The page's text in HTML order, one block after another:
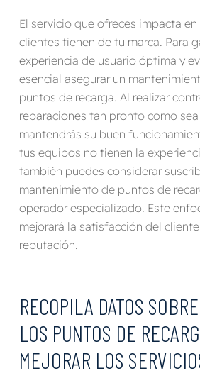
El servicio que ofreces impacta
clientes tienen de tu marca. Para
experiencia de usuario óptima y
esencial asegurar un
puntos de recarga. Al realizar
reparaciones tan pronto como sea
mantendrás su buen
tus equipos no tienen la
también puedes considerar
mantenimiento de puntos de
operador especializado. Este
mejorará la satisfacción del
reputación.
RECOPILA DATOS
LOS PUNTOS DE
MEJORAR LOS